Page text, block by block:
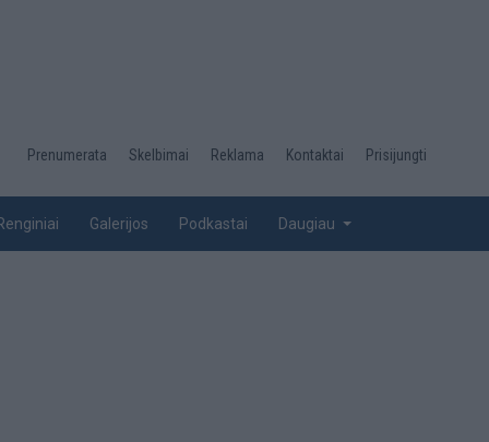
Desktop
top
Prenumerata Skelbimai Reklama Kontaktai Prisijungti
Galerijos Podkastai Daugiau